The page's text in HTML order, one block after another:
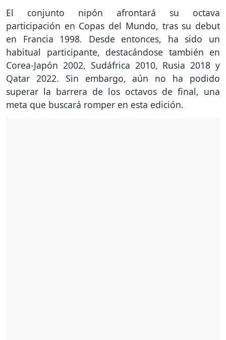
El conjunto nipón afrontará su octava
participación en Copas del Mundo, tras su debut
en Francia 1998. Desde entonces, ha sido un
habitual participante, destacándose también en
Corea-Japón 2002, Sudáfrica 2010, Rusia 2018 y
Qatar 2022. Sin embargo, aún no ha podido
superar la barrera de los octavos de final, una
meta que buscará romper en esta edición.